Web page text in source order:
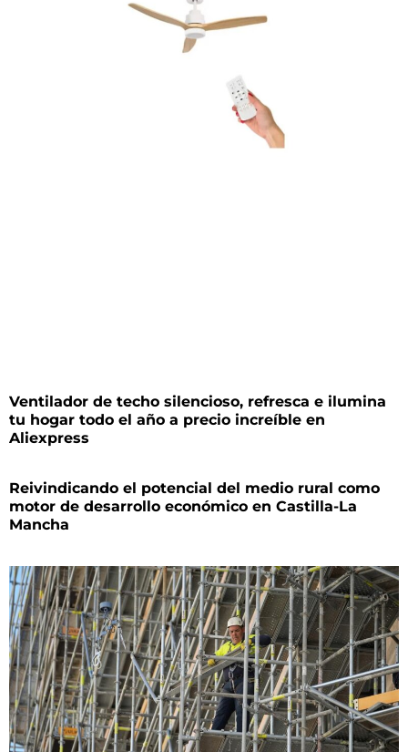
Ventilador de techo silencioso, refresca e ilumina
tu hogar todo el año a precio increíble en
Aliexpress
Reivindicando el potencial del medio rural como
motor de desarrollo económico en Castilla-La
Mancha